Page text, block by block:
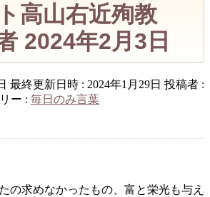
高山右近殉教
2024年2月3日
最終更新日時 : 2024年1月29日 投稿者 :
ー : 毎日のみ言葉
の求めなかったもの、富と栄光も与え